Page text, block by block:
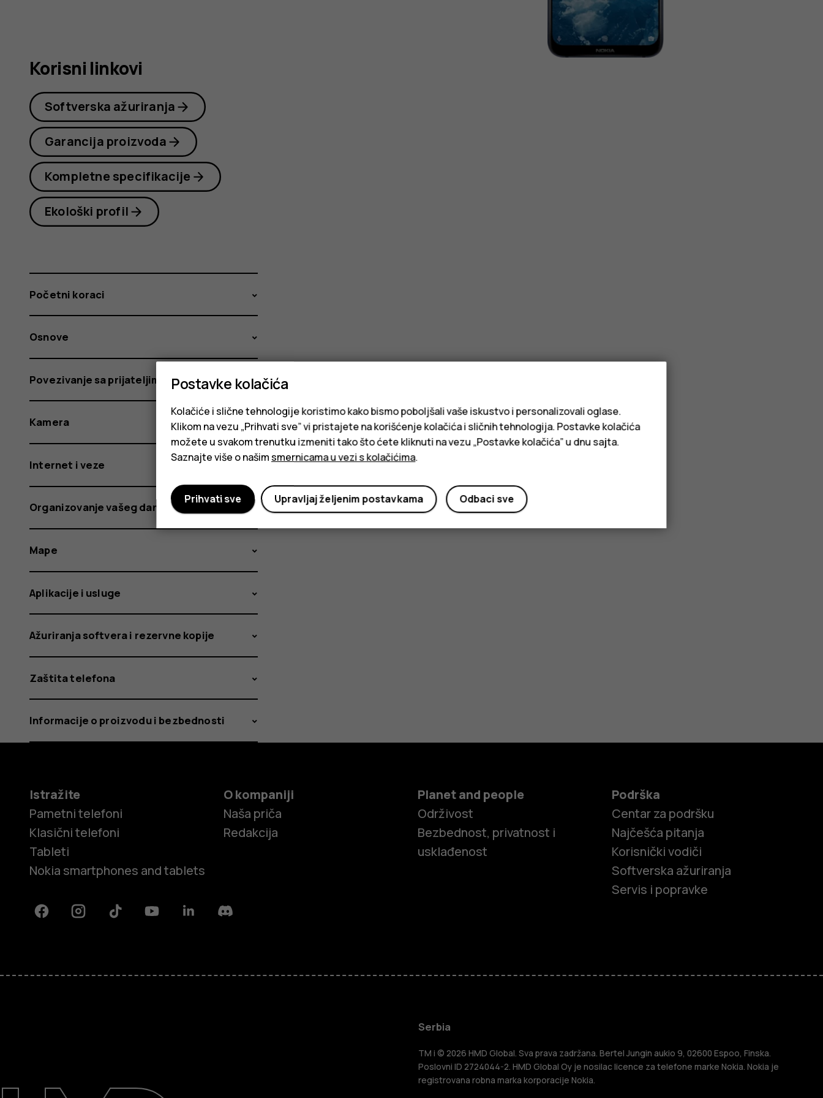
Pametni telefoni
Klasični telefoni
Korisni linkovi
Softverska ažuriranja
Garancija proizvoda
Kompletne specifikacije
Ekološki profil
Početni koraci
Osnove
Povezivanje sa prijateljima i porodicom
Kamera
Internet i veze
Organizovanje vašeg dana
Mape
Aplikacije i usluge
Ažuriranja softvera i rezervne kopije
Zaštita telefona
Informacije o proizvodu i bezbednosti
Istražite
Pametni telefoni
Klasični telefoni
Tableti
Nokia smartphones and tablets
O kompaniji
Naša priča
Redakcija
Planet and people
Održivost
Bezbednost, privatnost i
usklađenost
Podrška
Centar za podršku
Najčešća pitanja
Korisnički vodiči
Softverska ažuriranja
Servis i popravke
FacebookInstagramTiktok YoutubeLinkedinDiscord
Serbia
TM i © 2026 HMD Global. Sva prava zadržana. Bertel Jungin aukio 9, 02600 Espoo, Finska.
Poslovni ID 2724044-2. HMD Global Oy je nosilac licence za telefone marke Nokia. Nokia je
registrovana robna marka korporacije Nokia.
Postavke kolačića
Kolačiće i slične tehnologije koristimo kako bismo poboljšali vaše iskustvo i personalizovali oglase.
Klikom na vezu „Prihvati sve” vi pristajete na korišćenje kolačića i sličnih tehnologija. Postavke kolačića
možete u svakom trenutku izmeniti tako što ćete kliknuti na vezu „Postavke kolačića” u dnu sajta.
Saznajte više o našimsmernicama u vezi s kolačićima.
Odbaci sve
Upravljaj željenim postavkama
Prihvati sve